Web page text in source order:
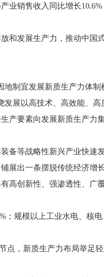
业销售收入同比增长
和发展生产力，推动中国
制宜发展新质生产力体制
展以高技术、高效能、
产要素向发展新质生产力
备等战略性新兴产业快速
出一条摆脱传统经济增长
创新性、强渗透性、广
；规模以上工业水电、核
，新质生产力布局举足轻